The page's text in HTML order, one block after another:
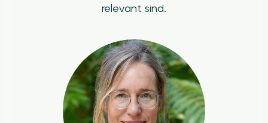
relevant sind.